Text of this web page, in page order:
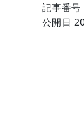
記事番
公開日